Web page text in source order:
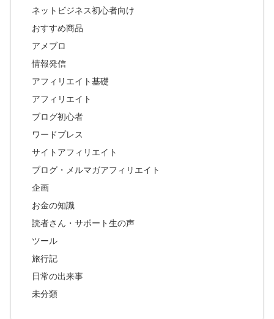
ネットビジネス初心者向け
おすすめ商品
アメブロ
情報発信
アフィリエイト基礎
アフィリエイト
ブログ初心者
ワードプレス
サイトアフィリエイト
ブログ・メルマガアフィリエイト
企画
お金の知識
読者さん・サポート生の声
ツール
旅行記
日常の出来事
未分類